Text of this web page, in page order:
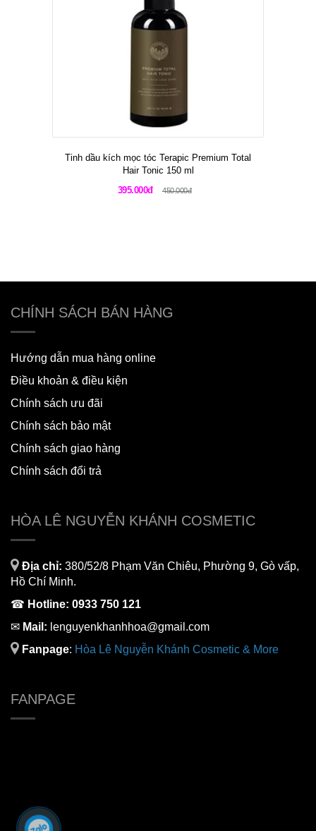
Tinh dầu kích mọc tóc Terapic Premium Total
Hair Tonic 150 ml
395.000đ
450.000đ
CHÍNH SÁCH BÁN HÀNG
Hướng dẫn mua hàng online
Điều khoản & điều kiện
Chính sách ưu đãi
Chính sách bảo mật
Chính sách giao hàng
Chính sách đổi trả
HÒA LÊ NGUYỄN KHÁNH COSMETIC
Địa chỉ: 380/52/8 Phạm Văn Chiêu, Phường 9, Gò vấp,
Hồ Chí Minh.
☎ Hotline: 0933 750 121
✉ Mail: lenguyenkhanhhoa@gmail.com
Fanpage: Hòa Lê Nguyễn Khánh Cosmetic & More
FANPAGE